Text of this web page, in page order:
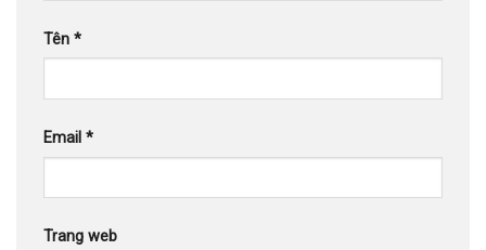
Tên *
Email *
Trang web